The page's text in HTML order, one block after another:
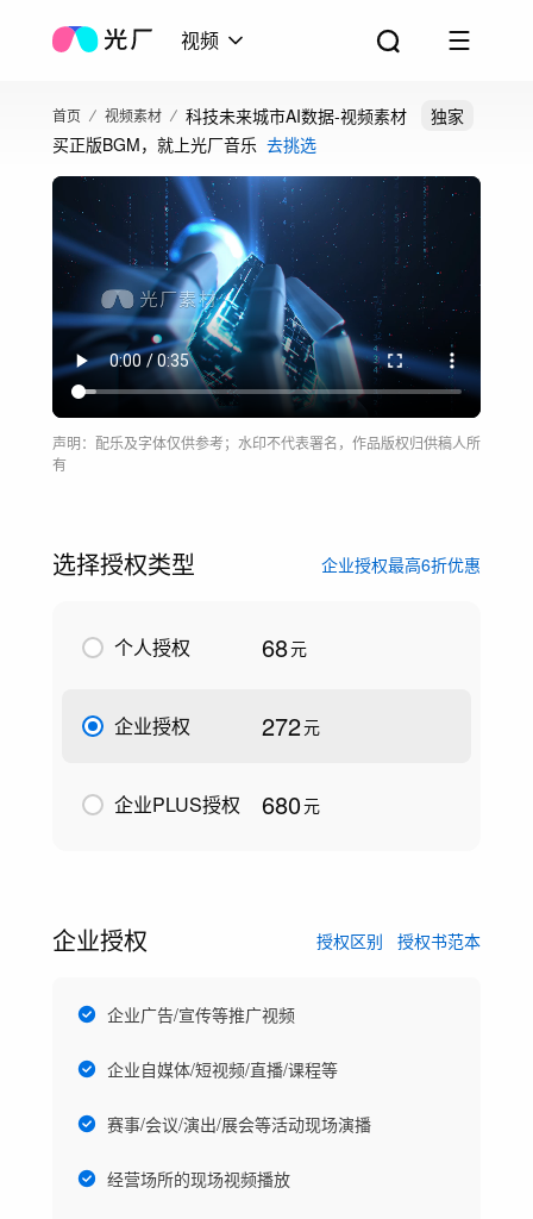
视频
首页 视频素材 科技未来城市AI数据-视频素材
独家
买正版BGM，就上光厂音乐 去挑选
声明：配乐及字体仅供参考；水印不代表署名，作品版权归供稿人所
有
选择授权类型 企业授权最高6折优惠
个人授权 68元
企业授权 272元
企业PLUS授权 680元
企业授权 授权区别 授权书范本
企业广告/宣传等推广视频
企业自媒体/短视频/直播/课程等
赛事/会议/演出/展会等活动现场演播
经营场所的现场视频播放